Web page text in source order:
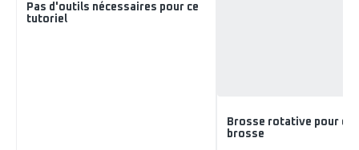
Pas d'outils nécessaires pour ce
tutoriel
Brosse rotative pour
brosse